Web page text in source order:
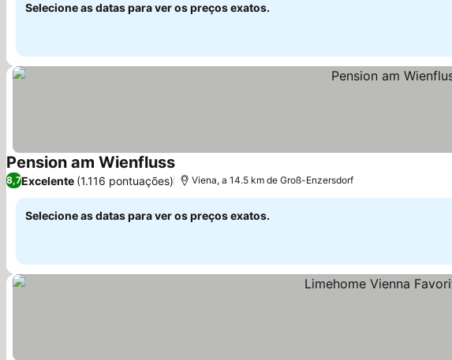
Selecione as datas para ver os preços exatos.
Pension am Wienfluss
8,7Excelente (1.116 pontuações) Viena, a 14.5 km de Groß-Enzersdorf
Selecione as datas para ver os preços exatos.